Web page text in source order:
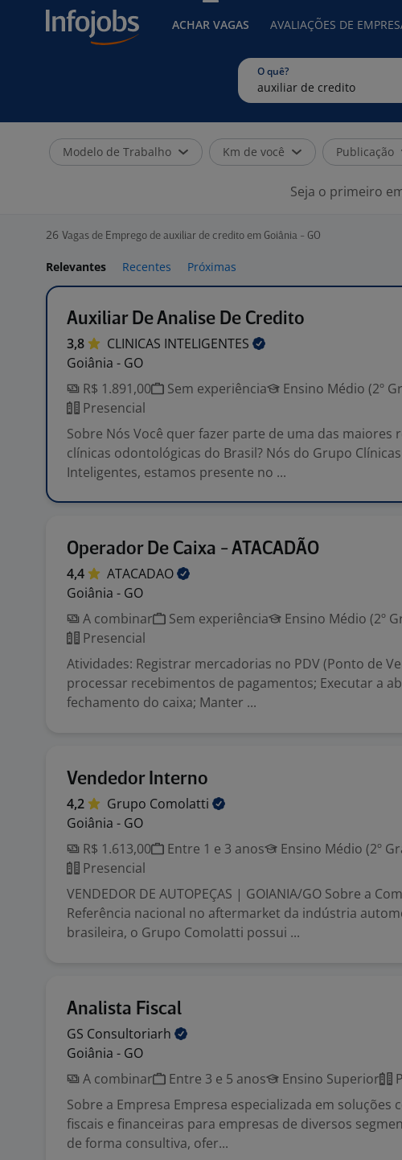
ACHAR VAGAS AVALIAÇÕES DE
O quê?
Modelo de Trabalho Km de você Publicação
Seja o primeiro
26 Vagas de Emprego de auxiliar de credito em Goiânia - GO
Relevantes Recentes Próximas
Auxiliar De Analise De Credito
3,8 CLINICAS INTELIGENTES
Goiânia - GO
R$ 1.891,00
Sem experiência
Ensino Médio (2º
Presencial
Sobre Nós Você quer fazer parte de uma das maiores
clínicas odontológicas do Brasil? Nós do Grupo Clínicas
Inteligentes, estamos presente no ...
Operador De Caixa - ATACADÃO
4,4
ATACADAO
Goiânia - GO
A combinar
Sem experiência
Ensino Médio (2º
Presencial
Atividades: Registrar mercadorias no PDV (Ponto de
processar recebimentos de pagamentos; Executar a
fechamento do caixa; Manter ...
Vendedor Interno
4,2 Grupo Comolatti
Goiânia - GO
R$ 1.613,00
Entre 1 e 3 anos
Ensino Médio (2º
Presencial
VENDEDOR DE AUTOPEÇAS | GOIANIA/GO Sobre a
Referência nacional no aftermarket da indústria
brasileira, o Grupo Comolatti possui ...
Analista Fiscal
GS Consultoriarh
Goiânia - GO
A combinar
Entre 3 e 5 anos Ensino Superior
Sobre a Empresa Empresa especializada em soluções
fiscais e financeiras para empresas de diversos
de forma consultiva, ofer...